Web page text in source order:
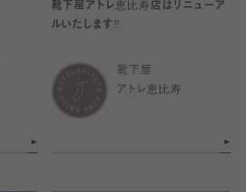
靴下屋アトレ恵比寿店はリニューア
ルいたします‼︎
靴下屋
アトレ恵比寿